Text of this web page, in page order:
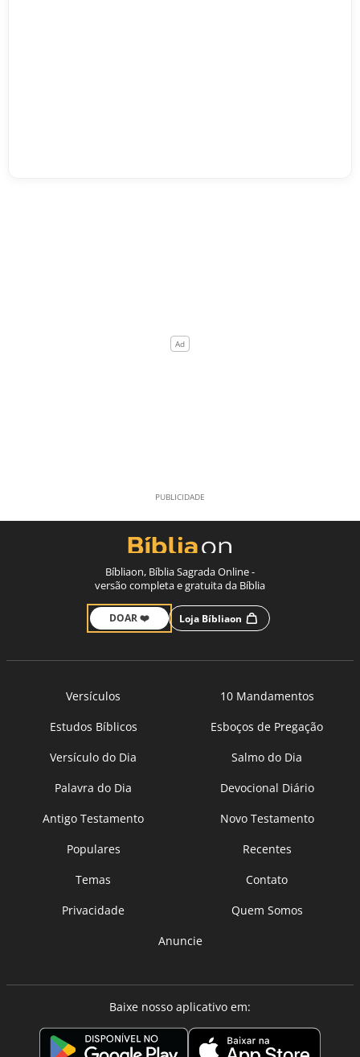
Bíbliaon, Bíblia Sagrada Online -
versão completa e gratuita da Bíblia
DOAR ❤️ Loja Bíbliaon
Versículos
10 Mandamentos
Estudos Bíblicos
Esboços de Pregação
Versículo do Dia
Salmo do Dia
Palavra do Dia
Devocional Diário
Antigo Testamento
Novo Testamento
Populares
Recentes
Temas
Contato
Privacidade
Quem Somos
Anuncie
Baixe nosso aplicativo em: